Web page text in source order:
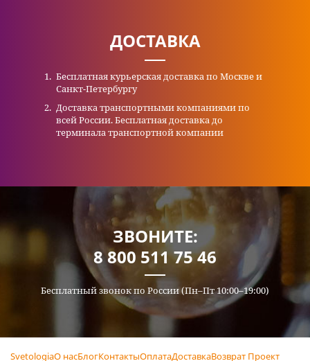
ДОСТАВКА
Бесплатная курьерская доставка по Москве и
Санкт-Петербургу
Доставка транспортными компаниями по
всей России. Бесплатная доставка до
терминала транспортной компании
ЗВОНИТЕ:
8 800 511 75 46
Бесплатный звонок по России (Пн–Пт 10:00–19:00)
SvetologiaО насБлогКонтактыОплатаДоставкаВозврат Проект